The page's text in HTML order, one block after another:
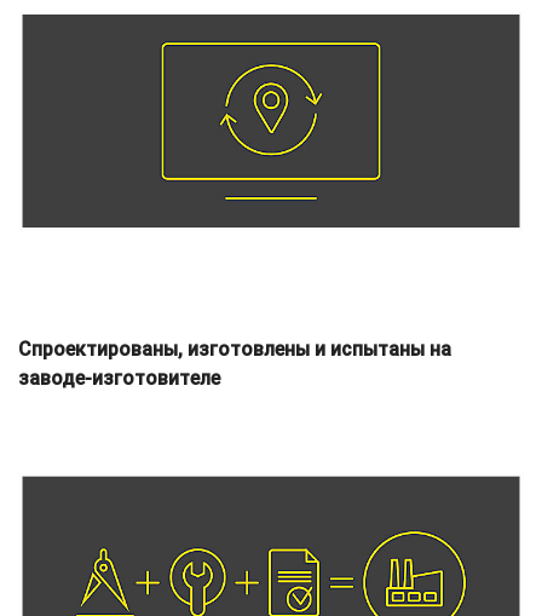
Спроектированы, изготовлены и испытаны на
заводе-изготовителе